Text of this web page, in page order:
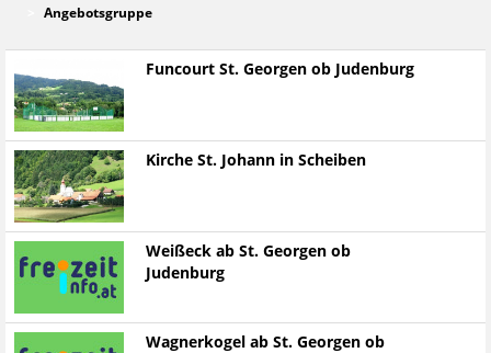
Angebotsgruppe
Funcourt St. Georgen ob Judenburg
Kirche St. Johann in Scheiben
Weißeck ab St. Georgen ob
Judenburg
Wagnerkogel ab St. Georgen ob